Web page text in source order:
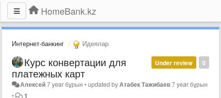
HomeBank.kz
Интернет-банкинг Идеялар
0
Under review
Курс конвертации для
платежных карт
Алексей7 year бұрын •updated byАтабек Тажибаев7 year бұрын
•
1